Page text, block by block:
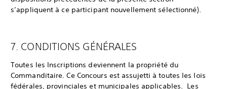
s’appliquent à ce participant nouvellement sélectionné).
7. CONDITIONS GÉNÉRALES
Toutes les Inscriptions deviennent la propriété du
Commanditaire. Ce Concours est assujetti à toutes les lois
fédérales, provinciales et municipales applicables. Les